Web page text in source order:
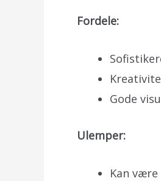
Fordele:
Gode
Ulemper:
Kan